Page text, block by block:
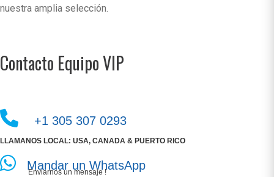
nuestra amplia selección.
Contacto Equipo VIP
+1 305 307 0293
LLAMANOS LOCAL: USA, CANADA & PUERTO RICO
Mandar un WhatsApp
Enviarnos un mensaje !